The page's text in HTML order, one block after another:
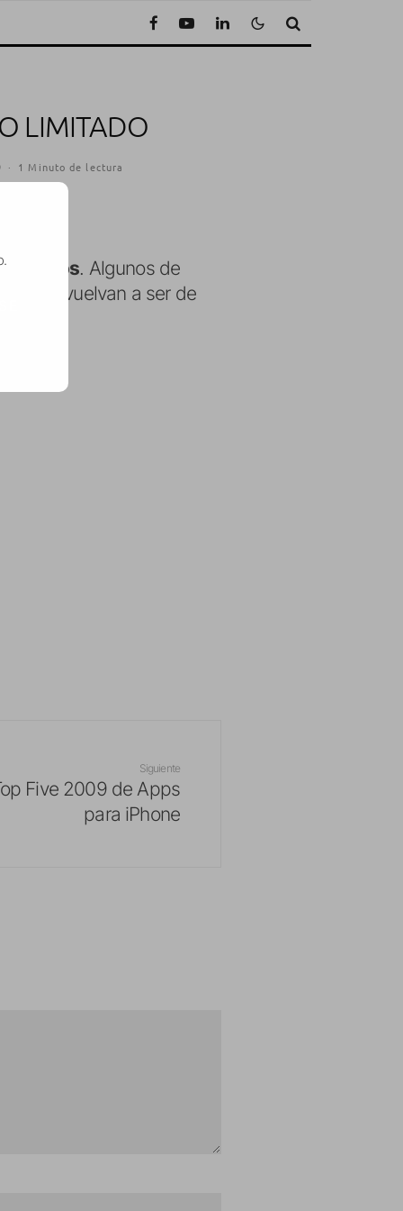
LIMITADO
· 1 Minuto de lectura
. Algunos de
que vuelvan a ser de
Siguiente
Five 2009 de Apps
para iPhone